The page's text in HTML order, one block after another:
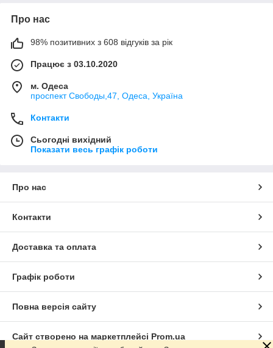
Про нас
98% позитивних з 608 відгуків за рік
Працює з 03.10.2020
м. Одеса
проспект Свободы,47, Одеса, Україна
Контакти
Сьогодні вихідний
Показати весь графік роботи
Про нас
Контакти
Доставка та оплата
Графік роботи
Повна версія сайту
Сайт створено на маркетплейсі Prom.ua